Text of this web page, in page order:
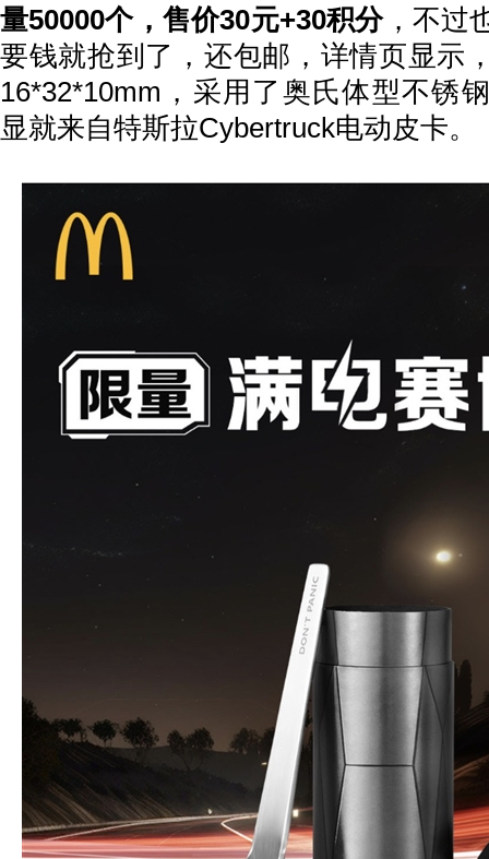
量50000个，售价30元+30积分，不过
要钱就抢到了，还包邮，详情页显示
16*32*10mm，采用了奥氏体型不锈
显就来自特斯拉Cybertruck电动皮卡。